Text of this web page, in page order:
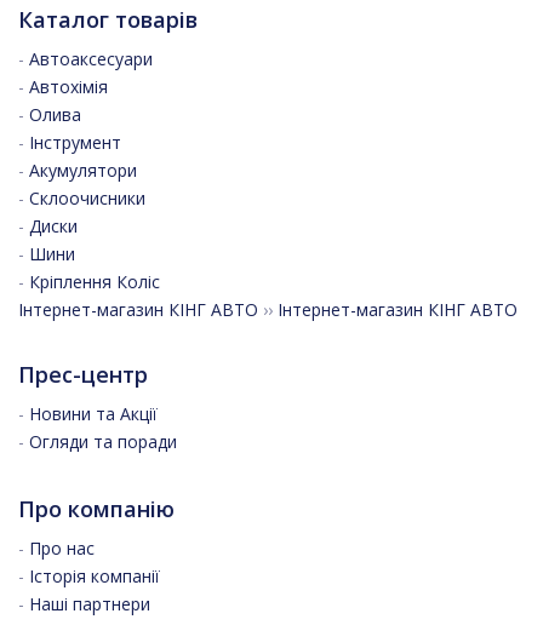
Каталог товарів
- Автоаксесуари
- Автохімія
- Олива
- Інструмент
- Акумулятори
- Склоочисники
- Диски
- Шини
- Кріплення Коліс
Інтернет-магазин КІНГ АВТО ›› Інтернет-магазин КІНГ АВТО
Прес-центр
- Новини та Акції
- Огляди та поради
Про компанію
- Про нас
- Історія компанії
- Наші партнери